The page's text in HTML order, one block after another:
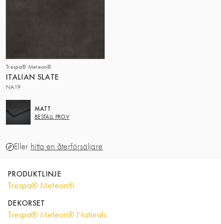
Trespa® Meteon®
ITALIAN SLATE
NA19
MATT
BESTÄLL PROV
Eller hitta en återförsäljare
PRODUKTLINJE
Trespa® Meteon®
DEKORSET
Trespa® Meteon® Naturals